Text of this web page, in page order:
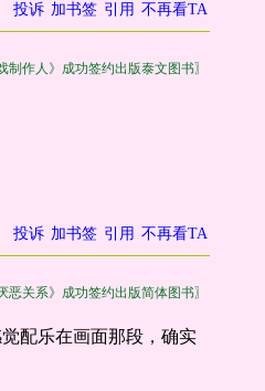
投诉 加书签 引用 不再看TA
制作人》成功签约出版泰文图书〗
投诉 加书签 引用 不再看TA
恶关系》成功签约出版简体图书〗
配乐在画面那段，确实